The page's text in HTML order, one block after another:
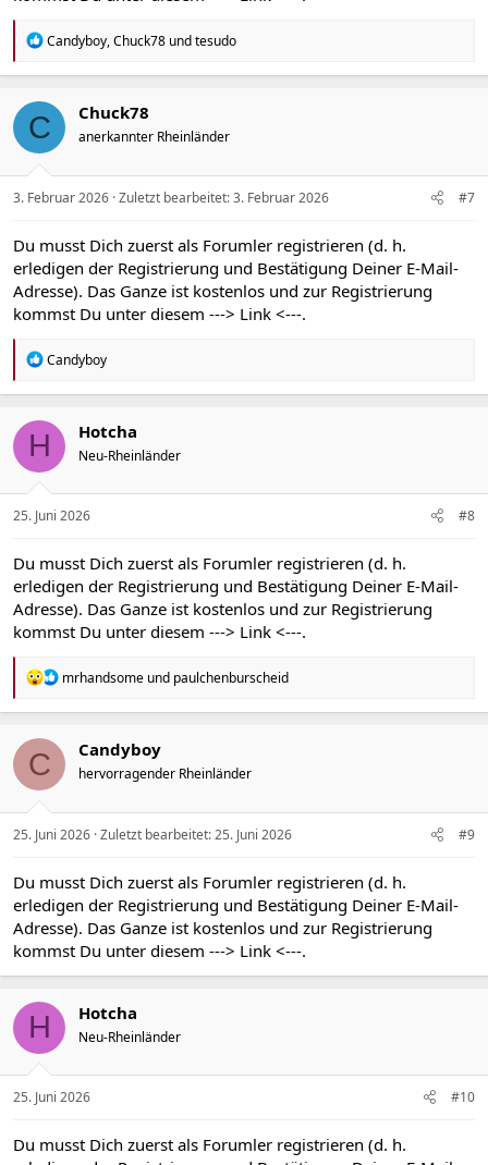
R
a
t
i
o
e
n
Candyboy,Chuck78 undtesudo
C Chuck78
anerkannter Rheinländer
3. Februar 2026 Zuletzt bearbeitet:3. Februar 2026 #7
Du musst Dich zuerst als Forumler registrieren (d. h.
erledigen der Registrierung und Bestätigung Deiner E-Mail-
Adresse). Das Ganze ist kostenlos und zur Registrierung
kommst Du unter diesem ---> Link <---.
R
a
t
o
e
n
Candyboy
H Hotcha
Neu-Rheinländer
25. Juni 2026 #8
Du musst Dich zuerst als Forumler registrieren (d. h.
erledigen der Registrierung und Bestätigung Deiner E-Mail-
Adresse). Das Ganze ist kostenlos und zur Registrierung
kommst Du unter diesem ---> Link <---.
R
a
i
o
e
n
mrhandsome und paulchenburscheid
C Candyboy
hervorragender Rheinländer
25. Juni 2026 Zuletzt bearbeitet:25. Juni 2026 #9
Du musst Dich zuerst als Forumler registrieren (d. h.
erledigen der Registrierung und Bestätigung Deiner E-Mail-
Adresse). Das Ganze ist kostenlos und zur Registrierung
kommst Du unter diesem ---> Link <---.
H Hotcha
Neu-Rheinländer
25. Juni 2026 #10
Du musst Dich zuerst als Forumler registrieren (d. h.